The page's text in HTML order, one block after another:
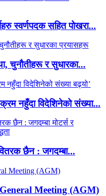
स्वर्णपदक सहित पोखरा...
चुनौतीहरू र सुधारका...
नहुँदा विदेशिनेको संख्या...
छैन : जगदम्बा...
Meeting (AGM)